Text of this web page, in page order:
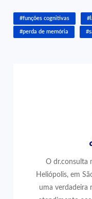
#funções cognitivas
#perda de memória
O dr.consulta
Heliópolis, em
uma verdadeira